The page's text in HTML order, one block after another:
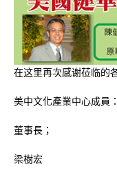
在这里再次感谢莅临的
美中文化產業中心成員：
董事長；
梁樹宏